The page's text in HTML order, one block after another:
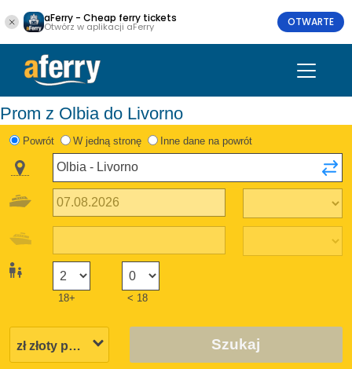
aFerry - Cheap ferry tickets
Otwórz w aplikacji aFerry OTWARTE
Prom z Olbia do Livorno
Powrót W jedną stronę Inne dane na powrót
18+ < 18
Szukaj